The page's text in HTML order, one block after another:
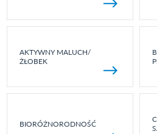
AKTYWNY MALUCH/
ŻŁOBEK
BIORÓŻNORODNOŚĆ